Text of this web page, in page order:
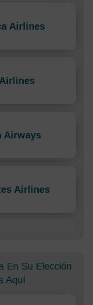
Airlines
Airways
Airlines
En Su Elección
Aquí